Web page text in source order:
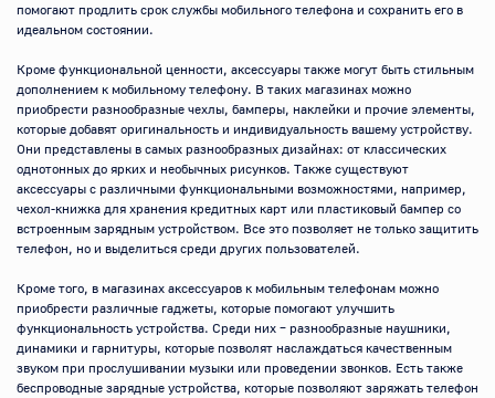
помогают продлить срок службы мобильного телефона и сохранить его в
идеальном состоянии.
Кроме функциональной ценности, аксессуары также могут быть стильным
дополнением к мобильному телефону. В таких магазинах можно
приобрести разнообразные чехлы, бамперы, наклейки и прочие элементы,
которые добавят оригинальность и индивидуальность вашему устройству.
Они представлены в самых разнообразных дизайнах: от классических
однотонных до ярких и необычных рисунков. Также существуют
аксессуары с различными функциональными возможностями, например,
чехол-книжка для хранения кредитных карт или пластиковый бампер со
встроенным зарядным устройством. Все это позволяет не только защитить
телефон, но и выделиться среди других пользователей.
Кроме того, в магазинах аксессуаров к мобильным телефонам можно
приобрести различные гаджеты, которые помогают улучшить
функциональность устройства. Среди них – разнообразные наушники,
динамики и гарнитуры, которые позволят наслаждаться качественным
звуком при прослушивании музыки или проведении звонков. Есть также
беспроводные зарядные устройства, которые позволяют заряжать телефон